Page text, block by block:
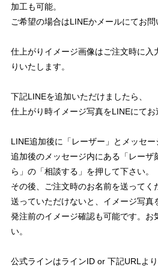
加工も可能。
ご希望の場合はLINEかメールにてお問
仕上がりイメージ画像はご注文時に入
りいたします。
下記LINEを追加いただけましたら、
仕上がり時イメージ写真をLINEにてお
LINE追加後に「レーザー」とメッセー
追加後のメッセージ内にある「レーザ
ら」の「相談する」を押して下さい。
その後、ご注文時のお名前を送ってく
送っていただけないと、イメージ写真
発注前のイメージ確認も可能です。お
い。
公式ラインはラインID or 下記URLよ